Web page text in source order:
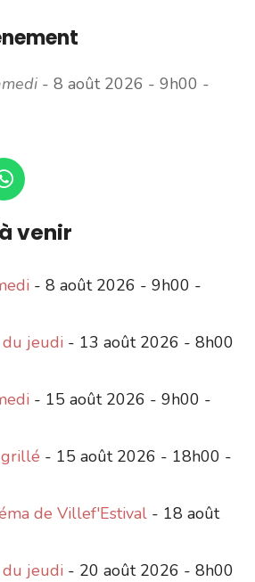
- 8 août 2026 - 9h00 -
venir
- 8 août 2026 - 9h00 -
du jeudi - 13 août 2026 - 8h00
- 15 août 2026 - 9h00 -
grillé - 15 août 2026 - 18h00 -
de Villef'Estival - 18 août
du jeudi - 20 août 2026 - 8h00